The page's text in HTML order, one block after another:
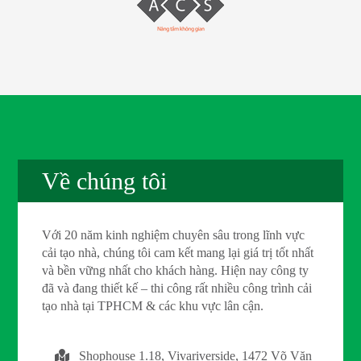
Về chúng tôi
Với 20 năm kinh nghiệm chuyên sâu trong lĩnh vực
cải tạo nhà, chúng tôi cam kết mang lại giá trị tốt nhất
và bền vững nhất cho khách hàng. Hiện nay công ty
đã và đang thiết kế – thi công rất nhiều công trình cải
tạo nhà tại TPHCM & các khu vực lân cận.
Shophouse 1.18, Vivariverside, 1472 Võ Văn